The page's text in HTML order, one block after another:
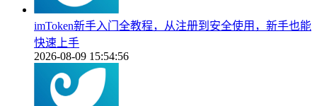
imToken新手入门全教程，从注册到安全使用，新手也能
快速上手
2026-08-09 15:54:56